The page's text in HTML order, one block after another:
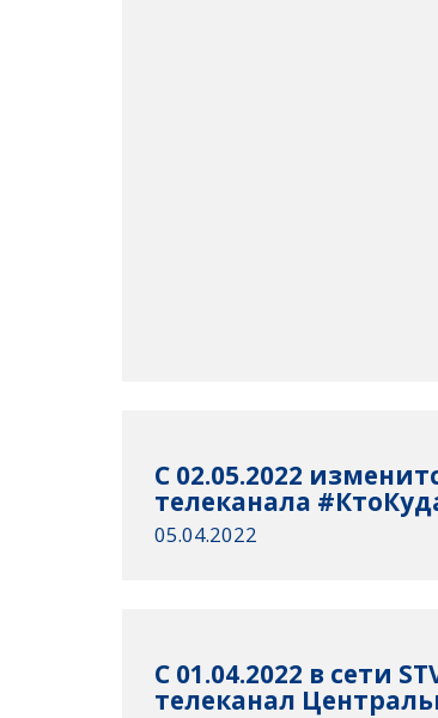
C 02.05.2022
телеканала
05.04.2022
С 01.04.2022 в сети
телеканал